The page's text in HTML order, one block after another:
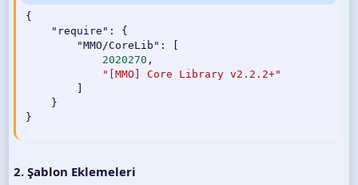
{
"require" :
{
"MMO/CoreLib" :
2020270 ,
"[MMO] Core Library v2.2.2+"
}
}
2. Şablon Eklemeleri